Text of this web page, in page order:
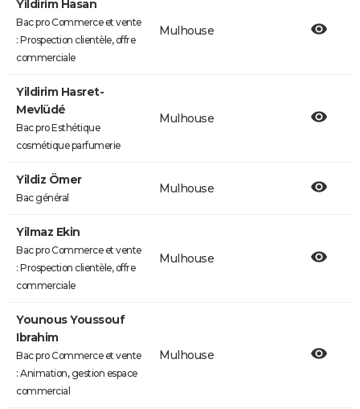
Yildirim Hasan
Bac pro Commerce et vente
: Prospection clientèle, offre
commerciale
Mulhouse
Yildirim Hasret-
Mevlüdé
Bac pro Esthétique
cosmétique parfumerie
Mulhouse
Yildiz Ömer
Bac général
Mulhouse
Yilmaz Ekin
Bac pro Commerce et vente
: Prospection clientèle, offre
commerciale
Mulhouse
Younous Youssouf
Ibrahim
Bac pro Commerce et vente
: Animation, gestion espace
commercial
Mulhouse